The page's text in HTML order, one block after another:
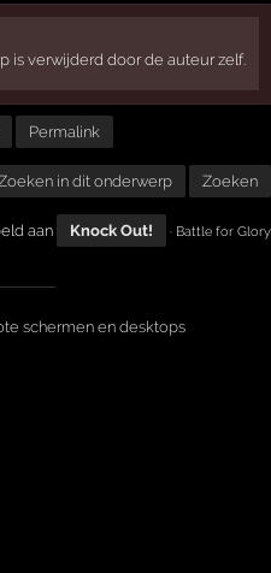
is verwijderd door de auteur zelf.
Permalink
in dit onderwerp Zoeken
aan Knock Out! · Battle for Glory
schermen en desktops